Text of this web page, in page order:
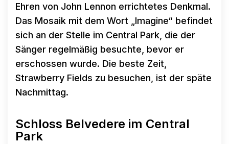
Ehren von John Lennon errichtetes Denkmal.
Das Mosaik mit dem Wort „Imagine“ befindet
sich an der Stelle im Central Park, die der
Sänger regelmäßig besuchte, bevor er
erschossen wurde. Die beste Zeit,
Strawberry Fields zu besuchen, ist der späte
Nachmittag.
Schloss Belvedere im Central
Park